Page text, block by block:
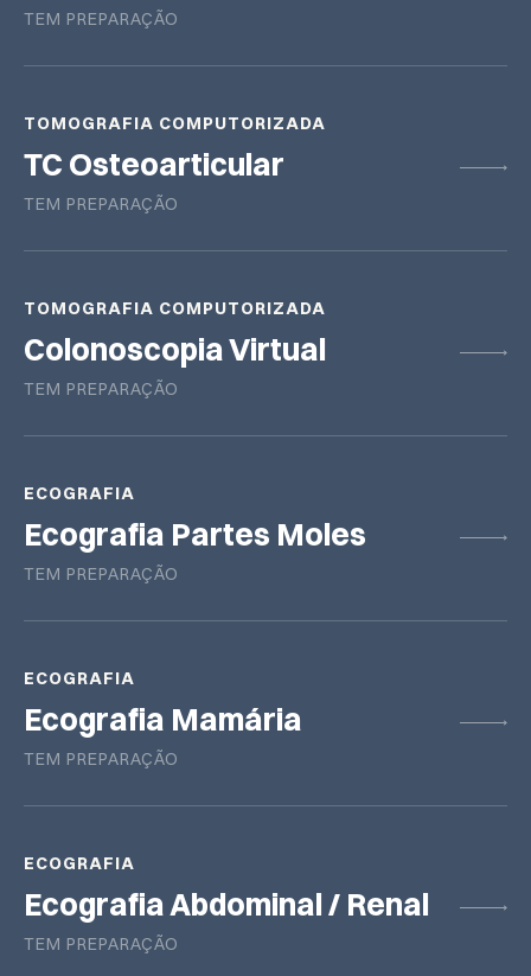
TEM PREPARAÇÃO
TOMOGRAFIA COMPUTORIZADA
TC Osteoarticular
TEM PREPARAÇÃO
TOMOGRAFIA COMPUTORIZADA
Colonoscopia Virtual
TEM PREPARAÇÃO
ECOGRAFIA
Ecografia Partes Moles
TEM PREPARAÇÃO
ECOGRAFIA
Ecografia Mamária
TEM PREPARAÇÃO
ECOGRAFIA
Ecografia Abdominal / Renal
TEM PREPARAÇÃO